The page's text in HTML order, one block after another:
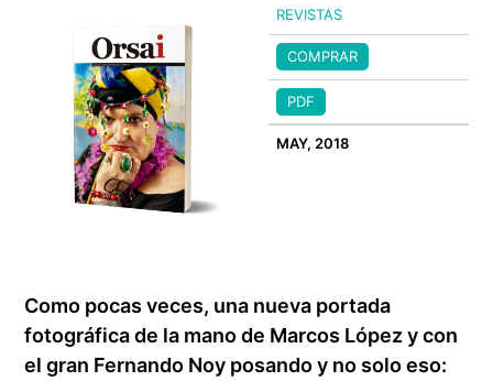
REVISTAS
COMPRAR
PDF
MAY, 2018
Como pocas veces, una nueva portada
fotográfica de la mano de Marcos López y con
el gran Fernando Noy posando y no solo eso: